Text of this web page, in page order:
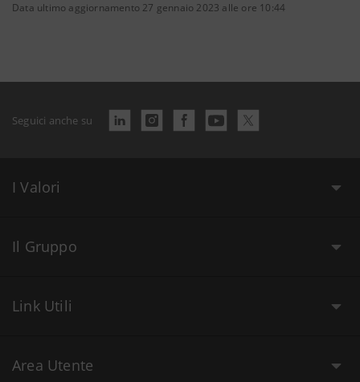
Data ultimo aggiornamento 27 gennaio 2023 alle ore 10:44
Seguici anche su
I Valori
Il Gruppo
Link Utili
Area Utente